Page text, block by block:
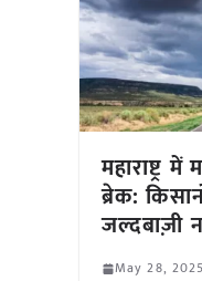
महाराष्ट्र
ब्रेक:
जल्दबाज़ी
May 28, 2025